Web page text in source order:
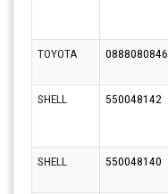
TOYOTA 0888080846
SHELL
550048142
SHELL 550048140